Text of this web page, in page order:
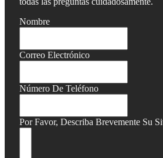
Nombre
Correo Electrónico
Número De Teléfono
Por Favor, Describa Brevemente Su